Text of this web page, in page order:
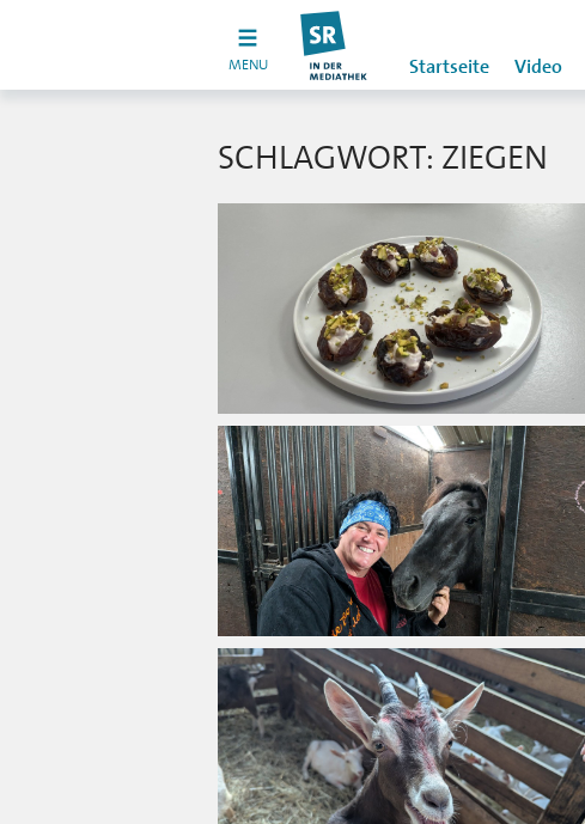
MENU Startseite Video
SCHLAGWORT: ZIEGEN